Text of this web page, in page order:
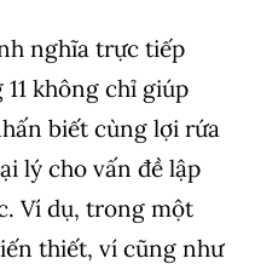
nghĩa trực tiếp
không chỉ giúp
biết cùng lợi rứa
lý cho vấn đề lập
Ví dụ, trong một
thiết, ví cũng như